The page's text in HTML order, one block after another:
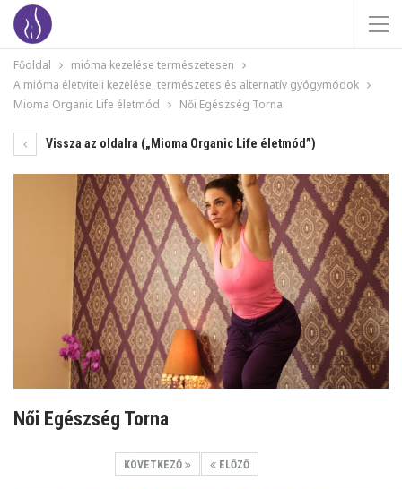
Főoldal
mióma kezelése természetesen
A mióma életviteli kezelése, természetes és alternatív gyógymódok
Mioma Organic Life életmód
Női Egészség Torna
Vissza az oldalra („Mioma Organic Life életmód”)
Női Egészség Torna
KÖVETKEZŐ ELŐZŐ